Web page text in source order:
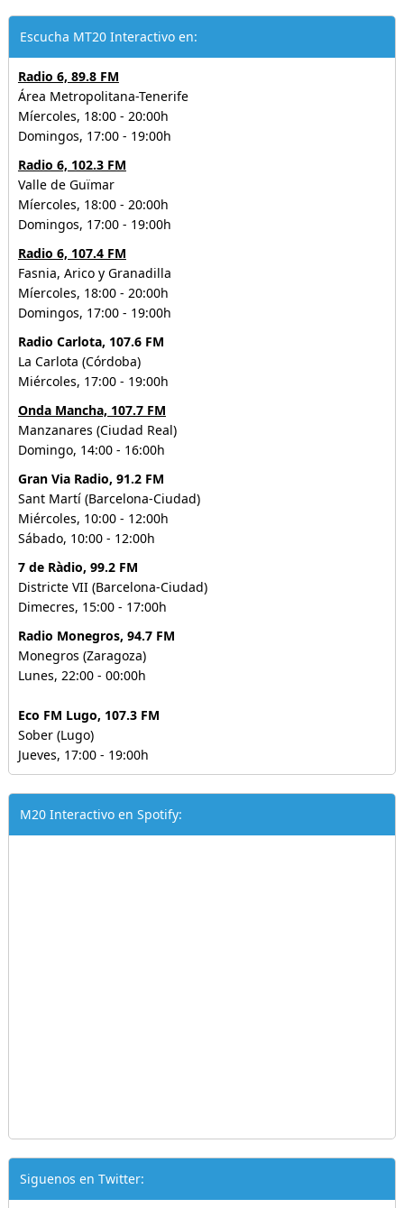
Escucha MT20 Interactivo en:
Radio 6, 89.8 FM
Área Metropolitana-Tenerife
Míercoles, 18:00 - 20:00h
Domingos, 17:00 - 19:00h
Radio 6, 102.3 FM
Valle de Guïmar
Míercoles, 18:00 - 20:00h
Domingos, 17:00 - 19:00h
Radio 6, 107.4 FM
Fasnia, Arico y Granadilla
Míercoles, 18:00 - 20:00h
Domingos, 17:00 - 19:00h
Radio Carlota, 107.6 FM
La Carlota (Córdoba)
Miércoles, 17:00 - 19:00h
Onda Mancha, 107.7 FM
Manzanares (Ciudad Real)
Domingo, 14:00 - 16:00h
Gran Via Radio, 91.2 FM
Sant Martí (Barcelona-Ciudad)
Miércoles, 10:00 - 12:00h
Sábado, 10:00 - 12:00h
7 de Ràdio, 99.2 FM
Districte VII (Barcelona-Ciudad)
Dimecres, 15:00 - 17:00h
Radio Monegros, 94.7 FM
Monegros (Zaragoza)
Lunes, 22:00 - 00:00h
Eco FM Lugo, 107.3 FM
Sober (Lugo)
Jueves, 17:00 - 19:00h
M20 Interactivo en Spotify:
Siguenos en Twitter: